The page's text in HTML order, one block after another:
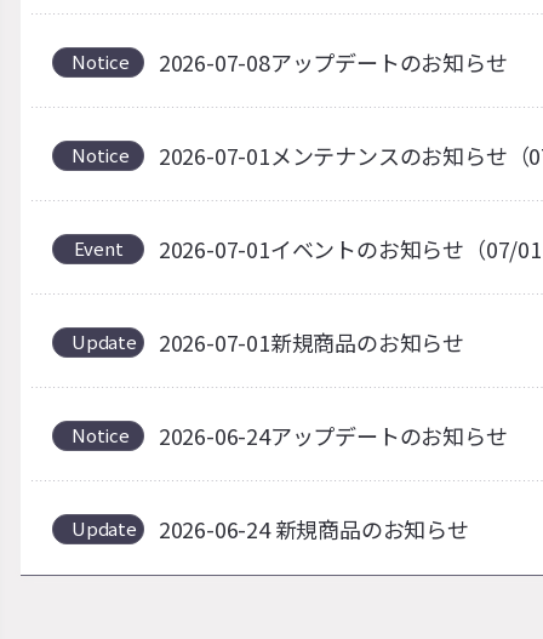
Notice 2026-07-08アップデートのお知らせ
Notice 2026-07-01メンテナンスのお知らせ（
Event 2026-07-01イベントのお知らせ（07/
Update 2026-07-01新規商品のお知らせ
Notice 2026-06-24アップデートのお知らせ
Update 2026-06-24 新規商品のお知らせ